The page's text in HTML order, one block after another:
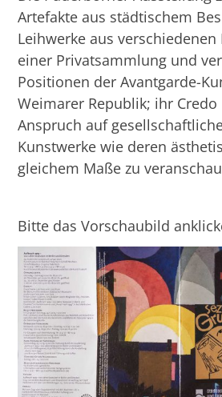
Artefakte aus städtischem
Leihwerke aus
einer Privatsammlung und
Positionen der Avantgarde-
Weimarer Republik; ihr Credo
Anspruch auf
Kunstwerke wie deren
gleichem Maße zu
Bitte das Vorschaubild